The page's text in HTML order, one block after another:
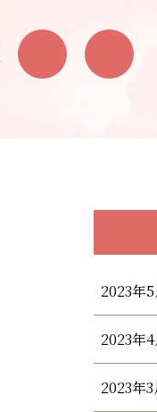
2023年
2023年
2023年